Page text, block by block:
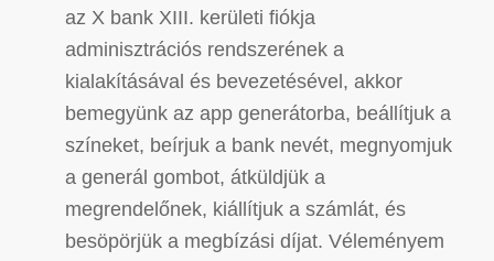
az X bank XIII. kerületi fiókja
adminisztrációs rendszerének a
kialakításával és bevezetésével, akkor
bemegyünk az app generátorba, beállítjuk a
színeket, beírjuk a bank nevét, megnyomjuk
a generál gombot, átküldjük a
megrendelőnek, kiállítjuk a számlát, és
besöpörjük a megbízási díjat. Véleményem